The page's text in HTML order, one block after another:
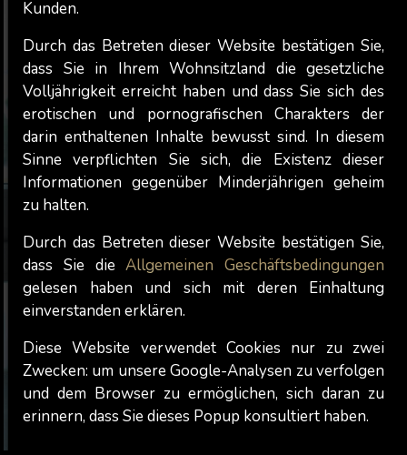
Kunden.
Durch das Betreten dieser Website bestätigen Sie,
dass Sie in Ihrem Wohnsitzland die gesetzliche
Volljährigkeit erreicht haben und dass Sie sich des
erotischen und pornografischen Charakters der
darin enthaltenen Inhalte bewusst sind. In diesem
Sinne verpflichten Sie sich, die Existenz dieser
Informationen gegenüber Minderjährigen geheim
zu halten.
Durch das Betreten dieser Website bestätigen Sie,
dass Sie dieAllgemeinen Geschäftsbedingungen
gelesen haben und sich mit deren Einhaltung
einverstanden erklären.
Diese Website verwendet Cookies nur zu zwei
Zwecken: um unsere Google-Analysen zu verfolgen
und dem Browser zu ermöglichen, sich daran zu
erinnern, dass Sie dieses Popup konsultiert haben.